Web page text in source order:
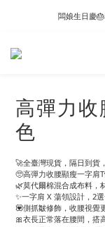
闆娘生日慶
高彈力
色
🚀全臺灣現貨，隔日到貨
🥺高彈力收腰顯瘦一字肩
🌿莫代爾棉混合成布料，
✨一字肩 X 蕩領設計，2
💟側抓皺修飾，收腰視覺
🎀衣長正常落在腰間，搭